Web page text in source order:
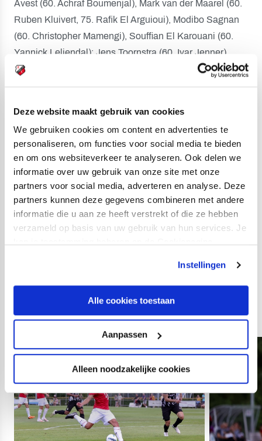
Deze website maakt gebruik van cookies
We gebruiken cookies om content en advertenties te
personaliseren, om functies voor social media te bieden
en om ons websiteverkeer te analyseren. Ook delen we
informatie over uw gebruik van onze site met onze
partners voor social media, adverteren en analyse. Deze
partners kunnen deze gegevens combineren met andere
informatie die u aan ze heeft verstrekt of die ze hebben
verzameld op basis van uw gebruik van hun services. Je
Instellingen
Alle cookies toestaan
Aanpassen
Alleen noodzakelijke cookies
Avest (60. Achraf Boumenjal), Mark van der Maarel (60.
Ruben Kluivert, 75. Rafik El Arguioui), Modibo Sagnan
(60. Christopher Mamengi), Souffian El Karouani (60.
Yannick Leliendal); Jens Toornstra (60. Ivar Jenner),
Can Bozdogan (60. Lynden Edhart), Zakaria Labyad (60.
Aurelio Oehlers); Victor Jensen (46. Luuk Brouwers),
(46. Othmane Boussaid).
Opstelling Sporting Charleroi:
Hervé Koffi (46. Pierre Patron), Zan Rogelj (65. Nikola
Stulic), Stelios Andreou (74. Jonas Bager), Damien
Marcq, Stefan Knezevic (81. Valentine Ozornwafor);
Marco Ilaimaharitra (81. Amir Hosseinzadeh), Adem
Zorgane, Daan Heymans (77. Mitchy Ntelo), Isaac
Foto's: Peter van der Klooster